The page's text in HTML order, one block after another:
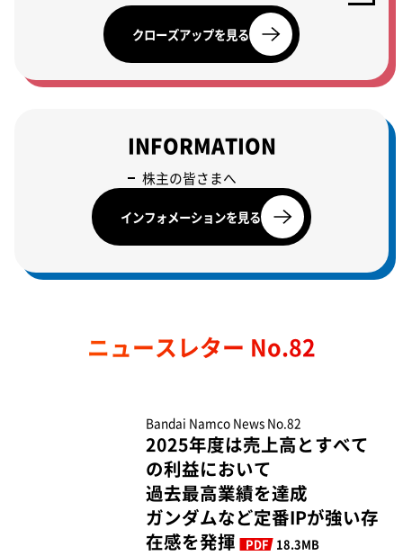
クローズアップを見る
INFORMATION
株主の皆さまへ
インフォメーションを見る
ニュースレター No.82
Bandai Namco News No.82
2025年度は売上高とすべて
の利益において
過去最高業績を達成
ガンダムなど定番IPが強い存
在感を発揮
PDF
18.3MB